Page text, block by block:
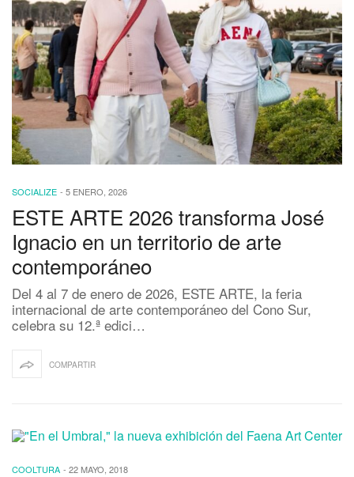
SOCIALIZE - 5 ENERO, 2026
ESTE ARTE 2026 transforma José
Ignacio en un territorio de arte
contemporáneo
Del 4 al 7 de enero de 2026, ESTE ARTE, la feria
internacional de arte contemporáneo del Cono Sur,
celebra su 12.ª edici…
COMPARTIR
COOLTURA - 22 MAYO, 2018